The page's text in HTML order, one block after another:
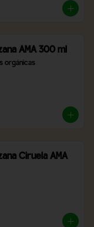
AMA 300 ml
orgánicas
AMA